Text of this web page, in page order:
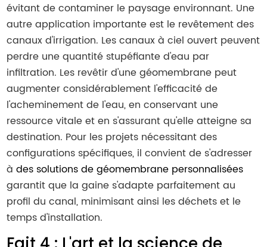
évitant de contaminer le paysage environnant. Une
autre application importante est le revêtement des
canaux d'irrigation. Les canaux à ciel ouvert peuvent
perdre une quantité stupéfiante d'eau par
infiltration. Les revêtir d'une géomembrane peut
augmenter considérablement l'efficacité de
l'acheminement de l'eau, en conservant une
ressource vitale et en s'assurant qu'elle atteigne sa
destination. Pour les projets nécessitant des
configurations spécifiques, il convient de s'adresser
àdes solutions de géomembrane personnalisées
garantit que la gaine s'adapte parfaitement au
profil du canal, minimisant ainsi les déchets et le
temps d'installation.